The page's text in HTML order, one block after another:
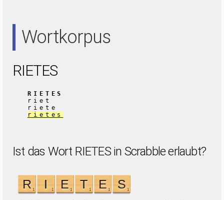
Wortkorpus
RIETES
RIETES
riet
riete
rietes
Ist das Wort RIETES in Scrabble erlaubt?